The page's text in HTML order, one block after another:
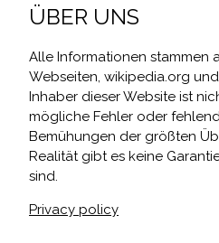
ÜBER UNS
Alle Informationen stammen
Webseiten, wikipedia.org
Inhaber dieser Website ist
mögliche Fehler oder
Bemühungen der größten
Realität gibt es keine
sind.
Privacy policy